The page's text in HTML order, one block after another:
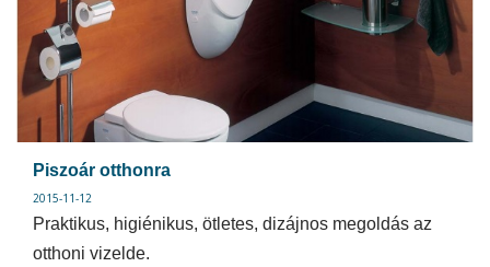
Piszoár otthonra
2015-11-12
Praktikus, higiénikus, ötletes, dizájnos megoldás az
otthoni vizelde.